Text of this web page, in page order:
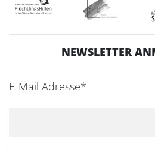
NEWSLETTER
E-Mail Adresse*